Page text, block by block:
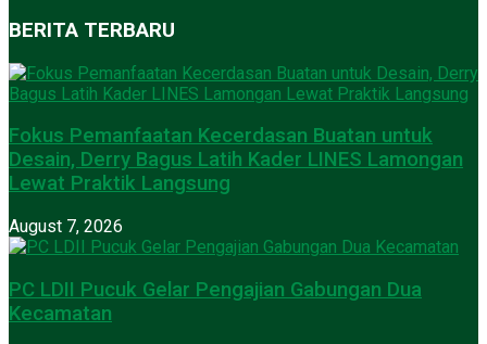
BERITA TERBARU
Fokus Pemanfaatan Kecerdasan Buatan untuk
Desain, Derry Bagus Latih Kader LINES Lamongan
Lewat Praktik Langsung
August 7, 2026
PC LDII Pucuk Gelar Pengajian Gabungan Dua
Kecamatan